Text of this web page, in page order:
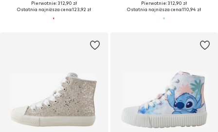
Pierwotnie: 312,90 zł
Ostatnia najniższa cena:123,92 zł
Pierwotnie: 312,90 zł
Ostatnia najniższa cena:110,94 zł